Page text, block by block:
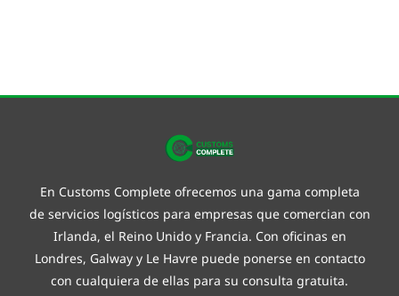
En Customs Complete ofrecemos una gama completa
de servicios logísticos para empresas que comercian con
Irlanda, el Reino Unido y Francia. Con oficinas en
Londres, Galway y Le Havre puede ponerse en contacto
con cualquiera de ellas para su consulta gratuita.